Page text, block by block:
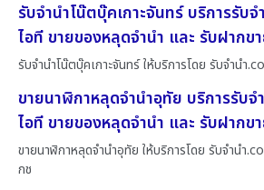
รับจำนำโน๊ตบุ๊คเกาะจันทร์ บริการรับ
ไอที ขายของหลุดจำนำ และ รับฝาก
รับจำนำโน๊ตบุ๊คเกาะจันทร์ ให้บริการโดย รับจํานํา
ขายนาฬิกาหลุดจำนำอุทัย บริการรับ
ไอที ขายของหลุดจำนำ และ รับฝาก
ขายนาฬิกาหลุดจำนำอุทัย ให้บริการโดย รับจํานํา
กช